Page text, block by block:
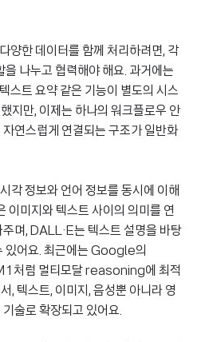
양한 데이터를 함께 처리하려면, 각
을 나누고 협력해야 해요. 과거에는
스트 요약 같은 기능이 별도의 시스
지만, 이제는 하나의 워크플로우 안
연스럽게 연결되는 구조가 일반화
각 정보와 언어 정보를 동시에 이해
미지와 텍스트 사이의 의미를 연
며, DALL·E는 텍스트 설명을 바탕
있어요. 최근에는 Google의
처럼 멀티모달 reasoning에 최적
, 텍스트, 이미지, 음성뿐 아니라 영
술로 확장되고 있어요.